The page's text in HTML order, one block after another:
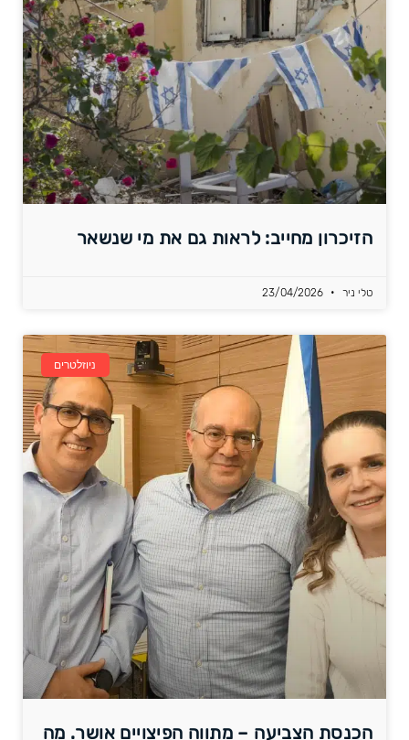
הזיכרון מחייב: לראות גם את מי שנשאר
טלי ניר
ניוזלטרים
הכנסת הצביעה – מתווה הפיצויים אושר. מה